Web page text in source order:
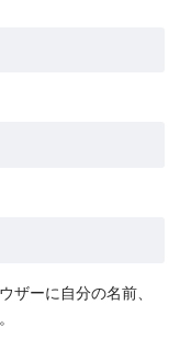
ザーに自分の名前、